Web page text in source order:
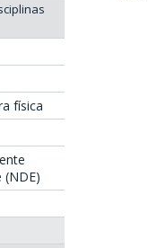
física
(NDE)